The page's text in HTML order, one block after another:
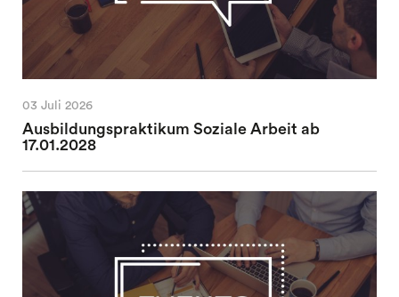
03 Juli 2026
Ausbildungspraktikum Soziale Arbeit ab
17.01.2028